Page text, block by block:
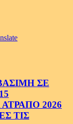
ΣΕ
2026
ΤΙΣ